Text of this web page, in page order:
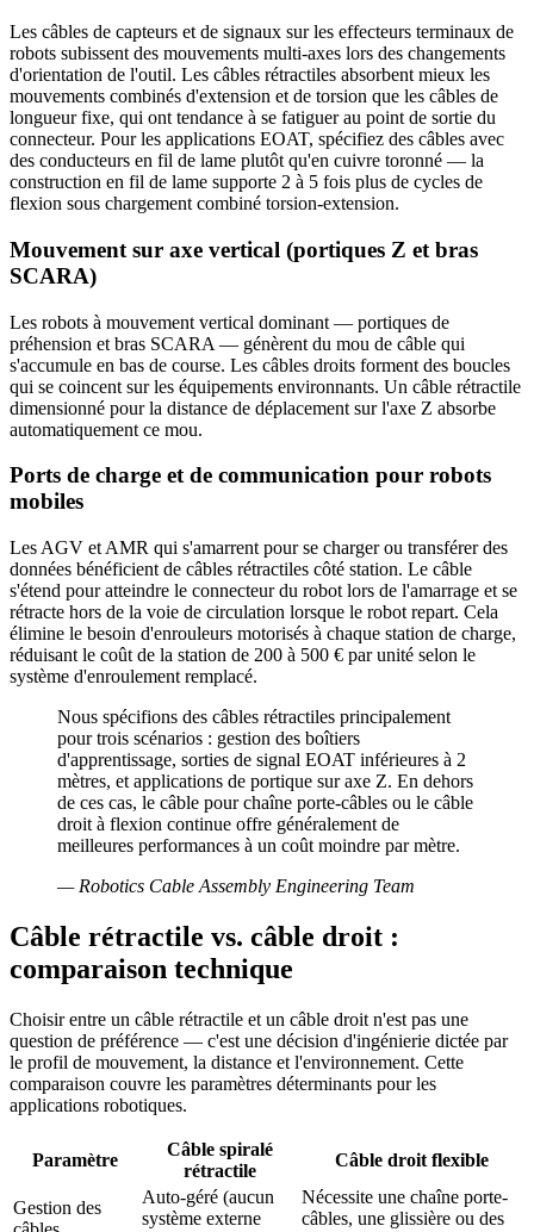
Les câbles de capteurs et de signaux sur les effecteurs terminaux de
robots subissent des mouvements multi-axes lors des changements
d'orientation de l'outil. Les câbles rétractiles absorbent mieux les
mouvements combinés d'extension et de torsion que les câbles de
longueur fixe, qui ont tendance à se fatiguer au point de sortie du
connecteur. Pour les applications EOAT, spécifiez des câbles avec
des conducteurs en fil de lame plutôt qu'en cuivre toronné — la
construction en fil de lame supporte 2 à 5 fois plus de cycles de
flexion sous chargement combiné torsion-extension.
Mouvement sur axe vertical (portiques Z et bras
SCARA)
Les robots à mouvement vertical dominant — portiques de
préhension et bras SCARA — génèrent du mou de câble qui
s'accumule en bas de course. Les câbles droits forment des boucles
qui se coincent sur les équipements environnants. Un câble rétractile
dimensionné pour la distance de déplacement sur l'axe Z absorbe
automatiquement ce mou.
Ports de charge et de communication pour robots
mobiles
Les AGV et AMR qui s'amarrent pour se charger ou transférer des
données bénéficient de câbles rétractiles côté station. Le câble
s'étend pour atteindre le connecteur du robot lors de l'amarrage et se
rétracte hors de la voie de circulation lorsque le robot repart. Cela
élimine le besoin d'enrouleurs motorisés à chaque station de charge,
réduisant le coût de la station de 200 à 500 € par unité selon le
système d'enroulement remplacé.
Nous spécifions des câbles rétractiles principalement
pour trois scénarios : gestion des boîtiers
d'apprentissage, sorties de signal EOAT inférieures à 2
mètres, et applications de portique sur axe Z. En dehors
de ces cas, le câble pour chaîne porte-câbles ou le câble
droit à flexion continue offre généralement de
meilleures performances à un coût moindre par mètre.
— Robotics Cable Assembly Engineering Team
Câble rétractile vs. câble droit :
comparaison technique
Choisir entre un câble rétractile et un câble droit n'est pas une
question de préférence — c'est une décision d'ingénierie dictée par
le profil de mouvement, la distance et l'environnement. Cette
comparaison couvre les paramètres déterminants pour les
applications robotiques.
Paramètre
Câble spiralé
rétractile
Câble droit flexible
Gestion des
Auto-géré (aucun
système externe
Nécessite une chaîne porte-
câbles, une glissière ou des